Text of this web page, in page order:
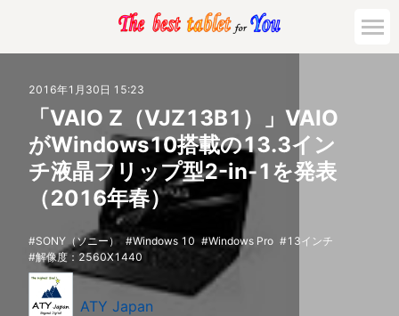
2016年1月30日 15:23
「VAIO Z（VJZ13B1）」VAIO
がWindows10搭載の13.3イン
チ液晶フリップ型2-in-1を発表
（2016年春）
SONY（ソニー） Windows 10 Windows Pro
13インチ
解像度：2560X1440
ATY Japan